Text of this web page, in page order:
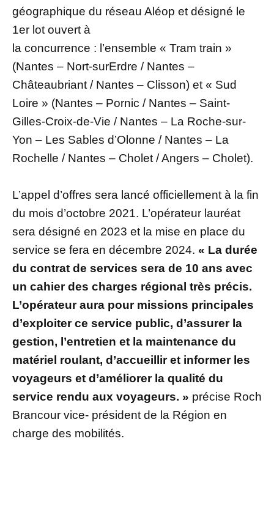
géographique du réseau Aléop et désigné le
1er lot ouvert à
la concurrence : l’ensemble « Tram train »
(Nantes – Nort-surErdre / Nantes –
Châteaubriant / Nantes – Clisson) et « Sud
Loire » (Nantes – Pornic / Nantes – Saint-
Gilles-Croix-de-Vie / Nantes – La Roche-sur-
Yon – Les Sables d’Olonne / Nantes – La
Rochelle / Nantes – Cholet / Angers – Cholet).
L’appel d’offres sera lancé officiellement à la fin
du mois d’octobre 2021. L’opérateur lauréat
sera désigné en 2023 et la mise en place du
service se fera en décembre 2024. « La durée
du contrat de services sera de 10 ans avec
un cahier des charges régional très précis.
L’opérateur aura pour missions principales
d’exploiter ce service public, d’assurer la
gestion, l’entretien et la maintenance du
matériel roulant, d’accueillir et informer les
voyageurs et d’améliorer la qualité du
service rendu aux voyageurs. » précise Roch
Brancour vice- président de la Région en
charge des mobilités.